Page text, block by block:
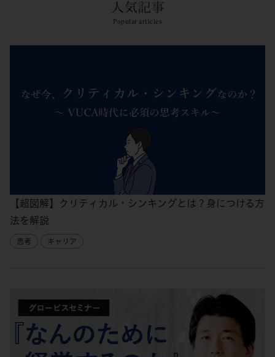
人気記事
Popular articles
【超図解】クリティカル・シンキングとは？身につける方
法を解説
思考 キャリア